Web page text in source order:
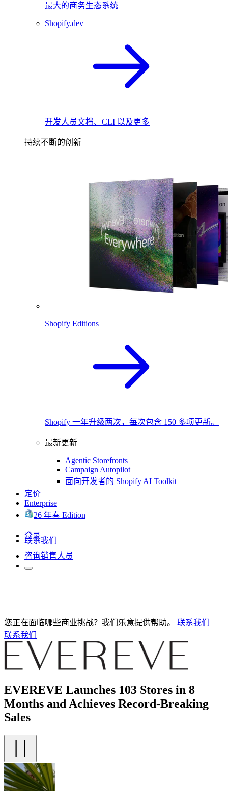
最大的商务生态系统
Shopify.dev
开发人员文档、CLI 以及更多
持续不断的创新
Shopify Editions
Shopify 一年升级两次，每次包含 150 多项更新。
最新更新
Agentic Storefronts
Campaign Autopilot
面向开发者的 Shopify AI Toolkit
定价
Enterprise
26 年春 Edition
登录
联系我们
咨询销售人员
您正在面临哪些商业挑战？我们乐意提供帮助。
联系我们
联系我们
EVEREVE Launches 103 Stores in 8
Months and Achieves Record-Breaking
Sales